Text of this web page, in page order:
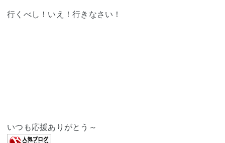
行くべし！いえ！行きなさい！
いつも応援ありがとう～